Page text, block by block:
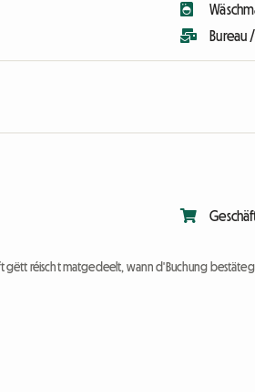
Bureau
gëtt réischt matgedeelt, wann d'Buchung bestätegt